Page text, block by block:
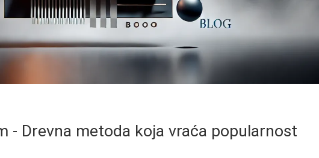
- Drevna metoda koja vraća popularnost